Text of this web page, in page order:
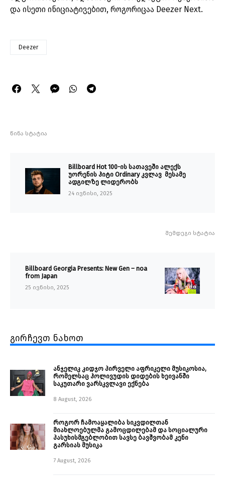
და ისეთი ინიციატივებით, როგორიცაა Deezer Next.
Deezer
წინა სტატია
Billboard Hot 100-ის სათავეში ალექს
უორენის ჰიტი Ordinary კვლავ მესამე
ადგილზე ლიდერობს
24 ივნისი, 2025
შემდეგი სტატია
Billboard Georgia Presents: New Gen – noa
from Japan
25 ივნისი, 2025
გირჩევთ ნახოთ
ანჯელიკ კიდჯო პირველი აფრიკელი მუსიკოსია,
რომელსაც ჰოლივუდის დიდების ხეივანში
საკუთარი ვარსკვლავი ექნება
8 August, 2026
როგორ ჩამოაყალიბა სიკვდილთან
მიახლოებულმა გამოცდილებამ და სოციალური
პასუხისმგებლობით სავსე ბავშვობამ კენი
გარსიას მუსიკა
7 August, 2026